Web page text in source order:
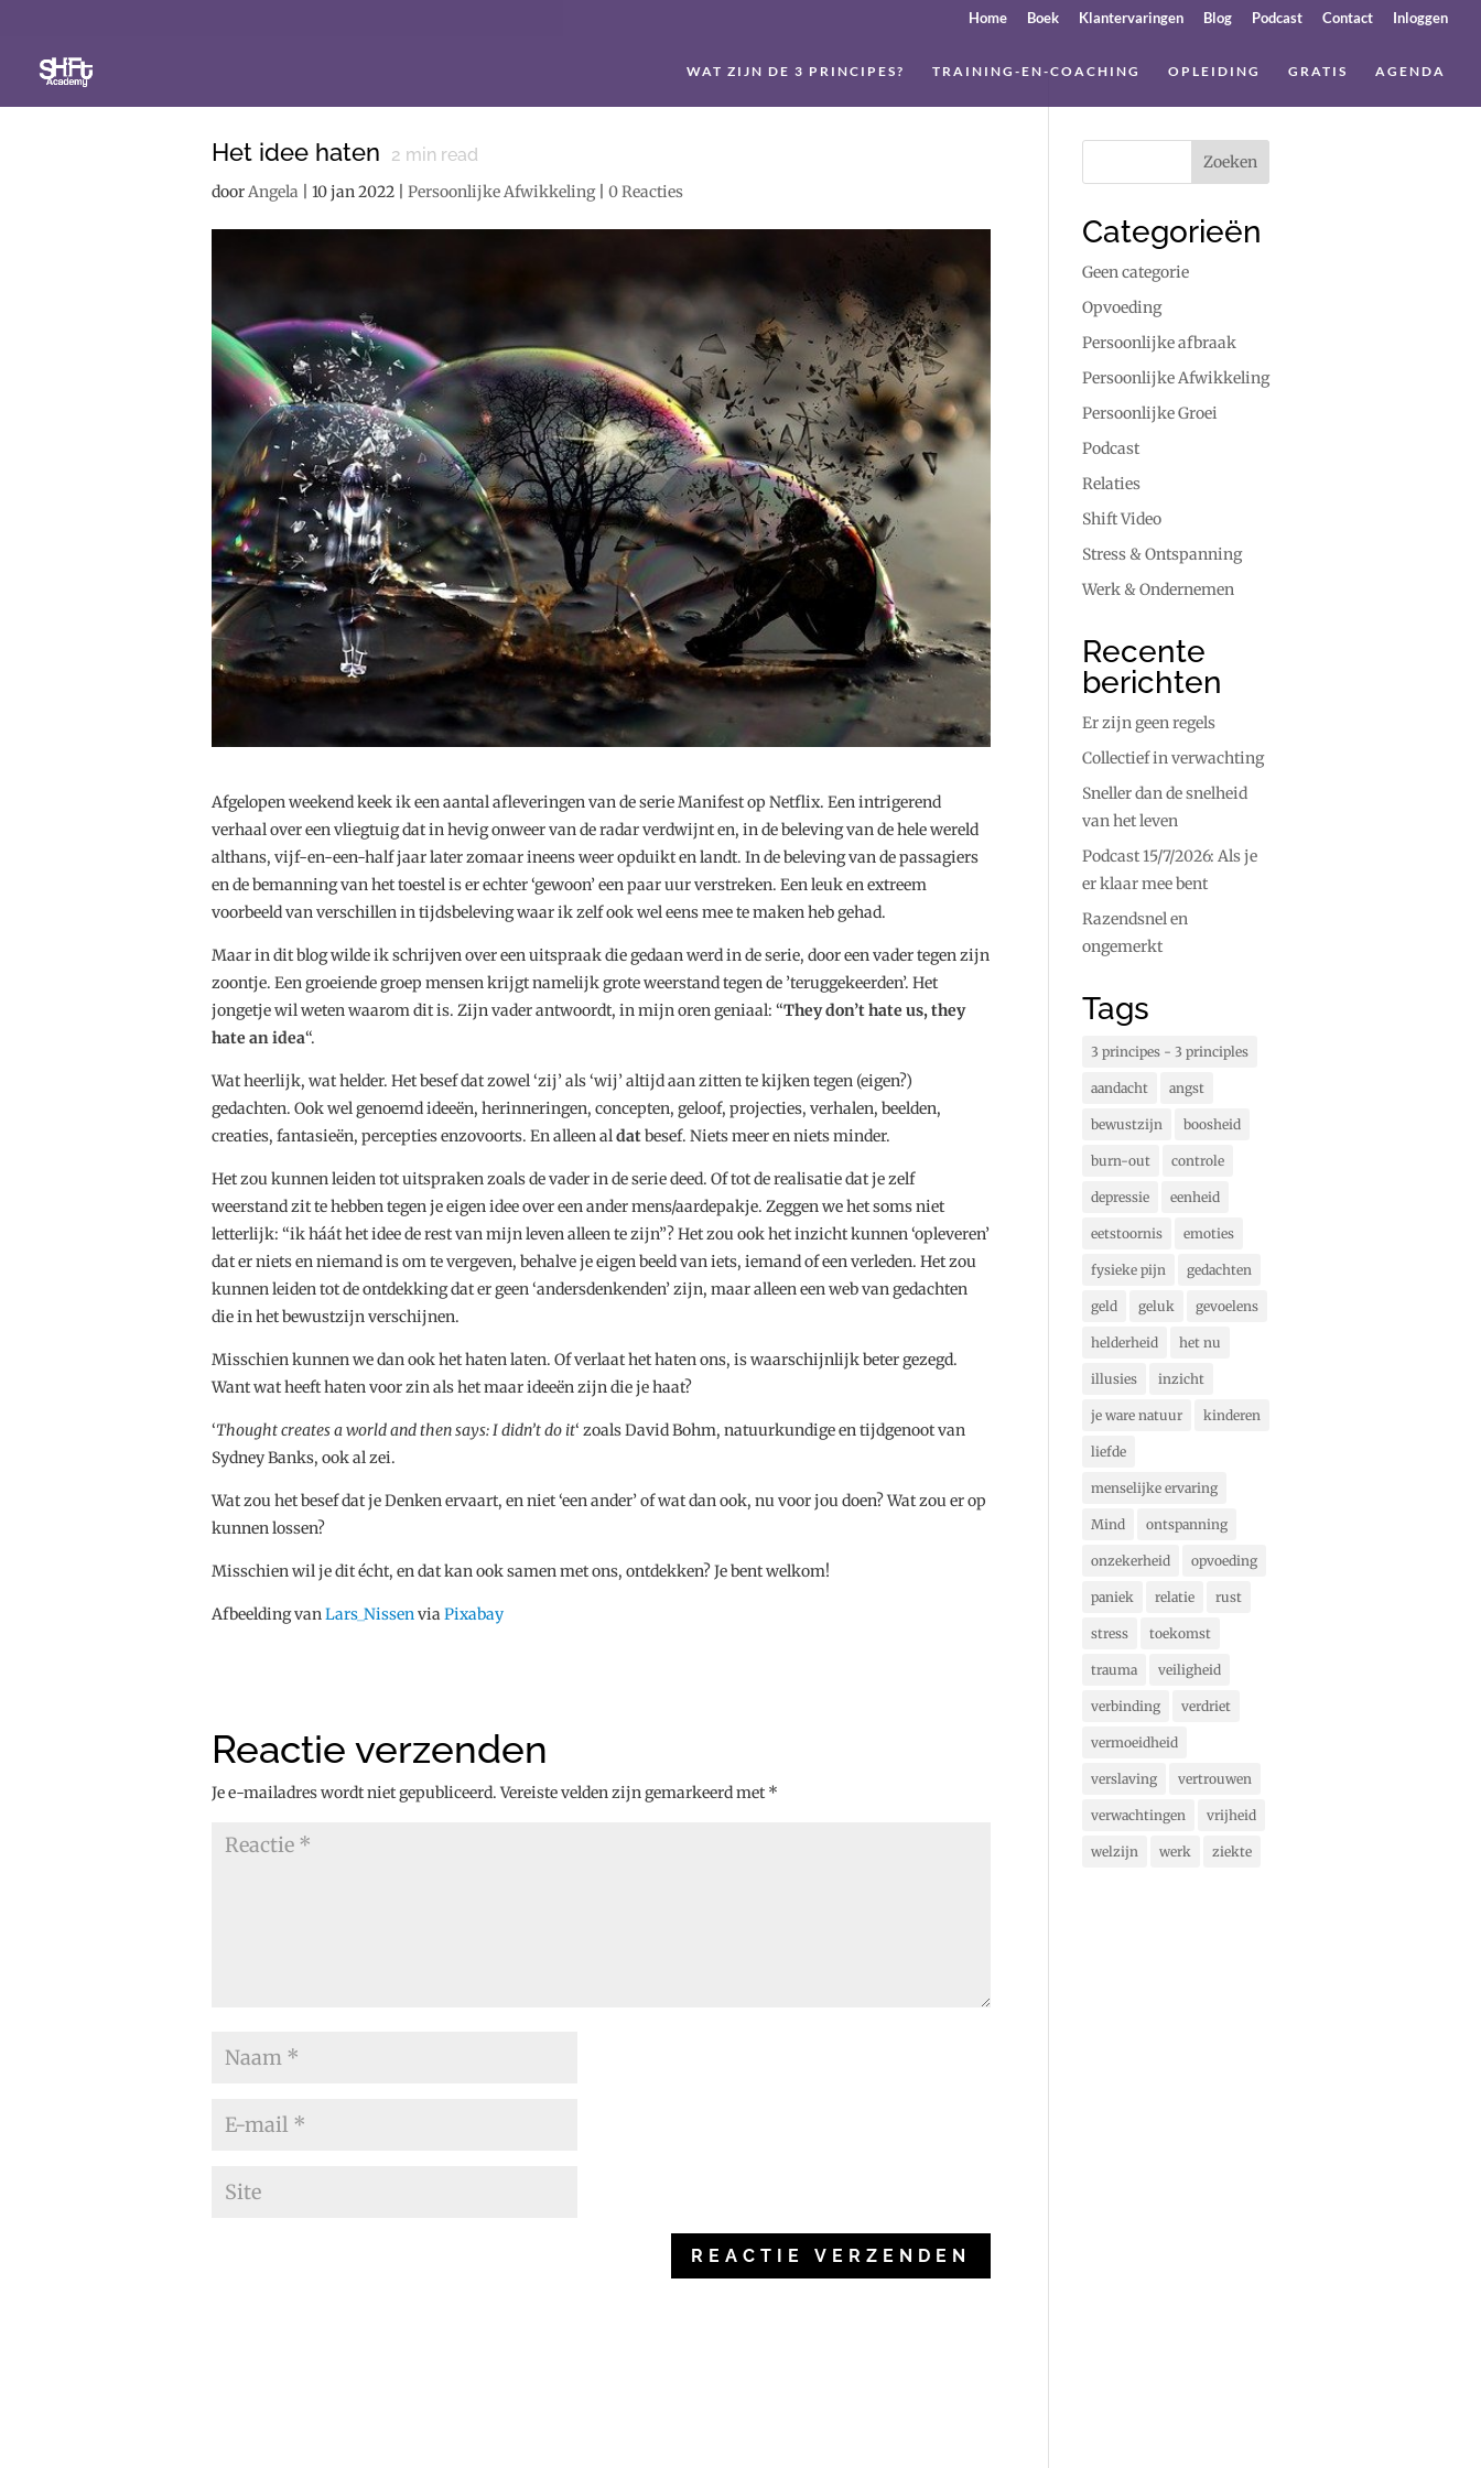
Home Boek Klantervaringen Blog Podcast Contact Inloggen
WAT ZIJN DE 3 PRINCIPES? TRAINING-EN-COACHING OPLEIDING GRATIS AGENDA
Het idee haten 2 min read
doorAngela 10 jan 2022 Persoonlijke Afwikkeling| 0 Reacties
Afgelopen weekend keek ik een aantal afleveringen van de serie Manifest op Netflix. Een intrigerend
verhaal over een vliegtuig dat in hevig onweer van de radar verdwijnt en, in de beleving van de hele wereld
althans, vijf-en-een-half jaar later zomaar ineens weer opduikt en landt. In de beleving van de passagiers
en de bemanning van het toestel is er echter ‘gewoon’ een paar uur verstreken. Een leuk en extreem
voorbeeld van verschillen in tijdsbeleving waar ik zelf ook wel eens mee te maken heb gehad.
Maar in dit blog wilde ik schrijven over een uitspraak die gedaan werd in de serie, door een vader tegen zijn
zoontje. Een groeiende groep mensen krijgt namelijk grote weerstand tegen de ’teruggekeerden’. Het
jongetje wil weten waarom dit is. Zijn vader antwoordt, in mijn oren geniaal: “They don’t hate us, they
hate an idea“.
Wat heerlijk, wat helder. Het besef dat zowel ‘zij’ als ‘wij’ altijd aan zitten te kijken tegen (eigen?)
gedachten. Ook wel genoemd ideeën, herinneringen, concepten, geloof, projecties, verhalen, beelden,
creaties, fantasieën, percepties enzovoorts. En alleen aldatbesef. Niets meer en niets minder.
Het zou kunnen leiden tot uitspraken zoals de vader in de serie deed. Of tot de realisatie dat je zelf
weerstand zit te hebben tegen je eigen idee over een ander mens/aardepakje. Zeggen we het soms niet
letterlijk: “ik háát het idee de rest van mijn leven alleen te zijn”? Het zou ook het inzicht kunnen ‘opleveren’
dat er niets en niemand is om te vergeven, behalve je eigen beeld van iets, iemand of een verleden. Het zou
kunnen leiden tot de ontdekking dat er geen ‘andersdenkenden’ zijn, maar alleen een web van gedachten
die in het bewustzijn verschijnen.
Misschien kunnen we dan ook het haten laten. Of verlaat het haten ons, is waarschijnlijk beter gezegd.
Want wat heeft haten voor zin als het maar ideeën zijn die je haat?
‘Thought creates a world and then says: I didn’t do it‘ zoals David Bohm, natuurkundige en tijdgenoot van
Sydney Banks, ook al zei.
Wat zou het besef dat je Denken ervaart, en niet ‘een ander’ of wat dan ook, nu voor jou doen? Wat zou er op
kunnen lossen?
Misschien wil je dit écht, en dat kan ook samen met ons, ontdekken? Je bent welkom!
Afbeelding vanLars_NissenviaPixabay
Reactie verzenden
Je e-mailadres wordt niet gepubliceerd. Vereiste velden zijn gemarkeerd met *
Categorieën
Geen categorie
Opvoeding
Persoonlijke afbraak
Persoonlijke Afwikkeling
Persoonlijke Groei
Podcast
Relaties
Shift Video
Stress & Ontspanning
Werk & Ondernemen
Recente
berichten
Er zijn geen regels
Collectief in verwachting
Sneller dan de snelheid
van het leven
Podcast 15/7/2026: Als je
er klaar mee bent
Razendsnel en
ongemerkt
Tags
3 principes - 3 principles
aandacht angst
bewustzijn boosheid
burn-out controle
depressie eenheid
eetstoornis emoties
fysieke pijn gedachten
geld geluk gevoelens
helderheid het nu
illusies inzicht
je ware natuur kinderen
liefde
menselijke ervaring
Mind ontspanning
onzekerheid opvoeding
paniek relatie rust
stress toekomst
trauma veiligheid
verbinding verdriet
vermoeidheid
verslaving vertrouwen
verwachtingen vrijheid
welzijn werk ziekte